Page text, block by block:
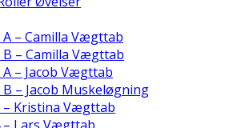
A – Camilla Vægttab
B – Camilla Vægttab
A – Jacob Vægttab
B – Jacob Muskeløgning
– Kristina Vægttab